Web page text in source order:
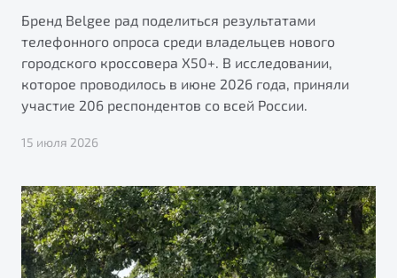
Бренд Belgee рад поделиться результатами
телефонного опроса среди владельцев нового
городского кроссовера X50+. В исследовании,
которое проводилось в июне 2026 года, приняли
участие 206 респондентов со всей России.
15 июля 2026